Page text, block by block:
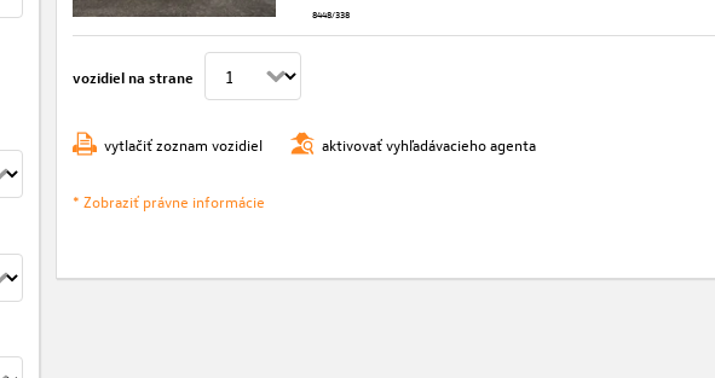
8448/338
vozidiel na strane
vytlačiť zoznam vozidiel aktivovať vyhľadávacieho agenta
* Zobraziť právne informácie